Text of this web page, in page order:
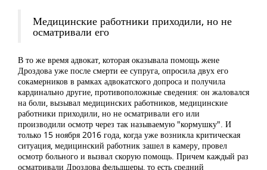
Медицинские работники приходили, но не
осматривали его
В то же время адвокат, которая оказывала помощь жене
Дроздова уже после смерти ее супруга, опросила двух его
сокамерников в рамках адвокатского допроса и получила
кардинально другие, противоположные сведения: он жаловался
на боли, вызывал медицинских работников, медицинские
работники приходили, но не осматривали его или
производили осмотр через так называемую "кормушку". И
только 15 ноября 2016 года, когда уже возникла критическая
ситуация, медицинский работник зашел в камеру, провел
осмотр больного и вызвал скорую помощь. Причем каждый раз
осматривали Дроздова фельдшеры, то есть средний